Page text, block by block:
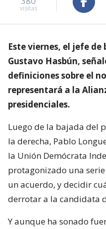
visitas
Este viernes, el jefe de
Gustavo Hasbún,
definiciones sobre el
representará a la
presidenciales.
Luego de la bajada del
la derecha, Pablo
la Unión Demócrata
protagonizado una
un acuerdo, y decidir
derrotar a la candidata
Y aunque ha sonado